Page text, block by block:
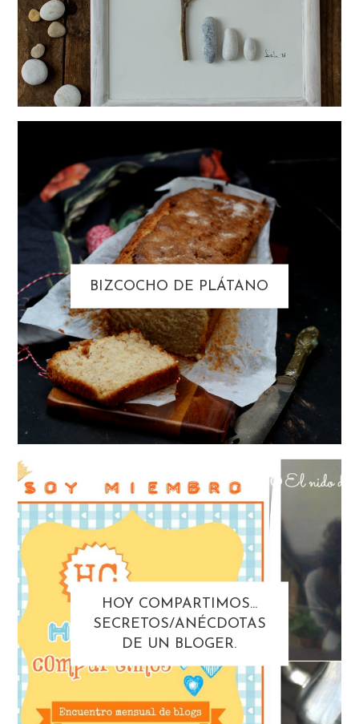
BIZCOCHO DE PLÁTANO
HOY COMPARTIMOS...
SECRETOS/ANÉCDOTAS
DE UN BLOGER.